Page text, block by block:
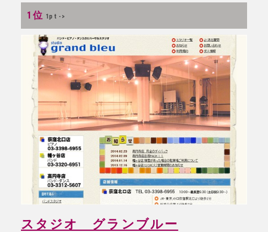
1位 1pt ->
スタジオ グランブルー